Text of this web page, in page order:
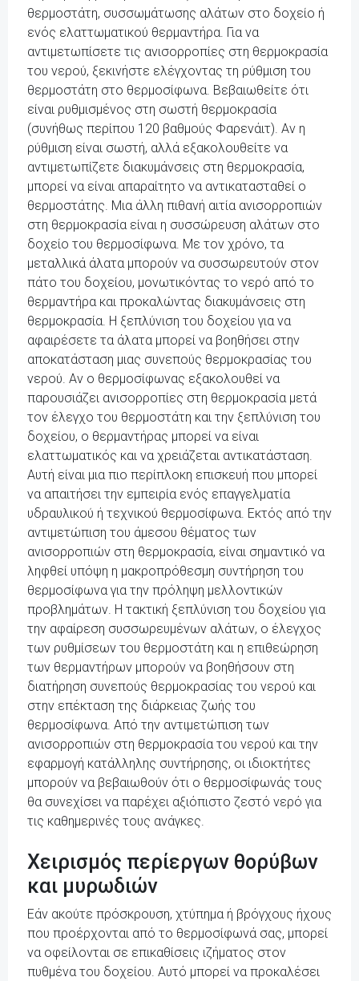
θερμοστάτη, συσσωμάτωσης αλάτων στο δοχείο ή
ενός ελαττωματικού θερμαντήρα. Για να
αντιμετωπίσετε τις ανισορροπίες στη θερμοκρασία
του νερού, ξεκινήστε ελέγχοντας τη ρύθμιση του
θερμοστάτη στο θερμοσίφωνα. Βεβαιωθείτε ότι
είναι ρυθμισμένος στη σωστή θερμοκρασία
(συνήθως περίπου 120 βαθμούς Φαρενάιτ). Αν η
ρύθμιση είναι σωστή, αλλά εξακολουθείτε να
αντιμετωπίζετε διακυμάνσεις στη θερμοκρασία,
μπορεί να είναι απαραίτητο να αντικατασταθεί ο
θερμοστάτης. Μια άλλη πιθανή αιτία ανισορροπιών
στη θερμοκρασία είναι η συσσώρευση αλάτων στο
δοχείο του θερμοσίφωνα. Με τον χρόνο, τα
μεταλλικά άλατα μπορούν να συσσωρευτούν στον
πάτο του δοχείου, μονωτικόντας το νερό από το
θερμαντήρα και προκαλώντας διακυμάνσεις στη
θερμοκρασία. Η ξεπλύνιση του δοχείου για να
αφαιρέσετε τα άλατα μπορεί να βοηθήσει στην
αποκατάσταση μιας συνεπούς θερμοκρασίας του
νερού. Αν ο θερμοσίφωνας εξακολουθεί να
παρουσιάζει ανισορροπίες στη θερμοκρασία μετά
τον έλεγχο του θερμοστάτη και την ξεπλύνιση του
δοχείου, ο θερμαντήρας μπορεί να είναι
ελαττωματικός και να χρειάζεται αντικατάσταση.
Αυτή είναι μια πιο περίπλοκη επισκευή που μπορεί
να απαιτήσει την εμπειρία ενός επαγγελματία
υδραυλικού ή τεχνικού θερμοσίφωνα. Εκτός από την
αντιμετώπιση του άμεσου θέματος των
ανισορροπιών στη θερμοκρασία, είναι σημαντικό να
ληφθεί υπόψη η μακροπρόθεσμη συντήρηση του
θερμοσίφωνα για την πρόληψη μελλοντικών
προβλημάτων. Η τακτική ξεπλύνιση του δοχείου για
την αφαίρεση συσσωρευμένων αλάτων, ο έλεγχος
των ρυθμίσεων του θερμοστάτη και η επιθεώρηση
των θερμαντήρων μπορούν να βοηθήσουν στη
διατήρηση συνεπούς θερμοκρασίας του νερού και
στην επέκταση της διάρκειας ζωής του
θερμοσίφωνα. Από την αντιμετώπιση των
ανισορροπιών στη θερμοκρασία του νερού και την
εφαρμογή κατάλληλης συντήρησης, οι ιδιοκτήτες
μπορούν να βεβαιωθούν ότι ο θερμοσίφωνάς τους
θα συνεχίσει να παρέχει αξιόπιστο ζεστό νερό για
τις καθημερινές τους ανάγκες.
Χειρισμός περίεργων θορύβων
και μυρωδιών
Εάν ακούτε πρόσκρουση, χτύπημα ή βρόγχους ήχους
που προέρχονται από το θερμοσίφωνά σας, μπορεί
να οφείλονται σε επικαθίσεις ιζήματος στον
πυθμένα του δοχείου. Αυτό μπορεί να προκαλέσει